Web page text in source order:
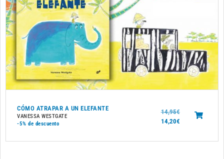
CÓMO ATRAPAR A UN ELEFANTE
VANESSA WESTGATE
-5% de descuento
14,95€
14,20€